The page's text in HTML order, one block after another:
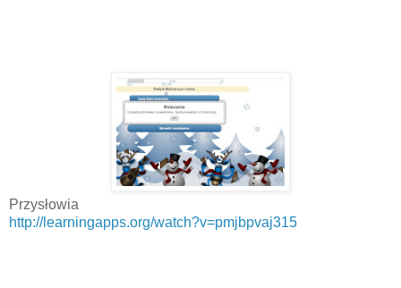
Przysłowia
http://learningapps.org/watch?v=pmjbpvaj315